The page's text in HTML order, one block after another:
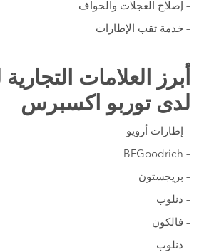
– إصلاح العجلات والحواف
– خدمة ثقب الإطارات
أبرز العلامات
لدى توربو اكسبرس
– إطارات أرويو
– BFGoodrich
– بريجستون
– دنلوب
– فالكون
– دنلوب